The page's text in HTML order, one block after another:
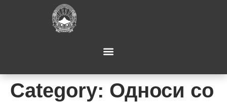
Category: Односи со